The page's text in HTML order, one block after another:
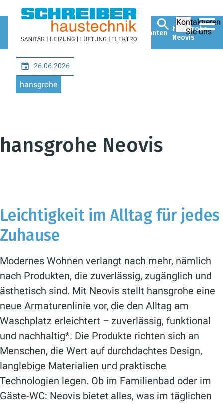
Kontaktieren
Sie uns
GmbH
Unternehmen
Unsere
Markenlieferanten
hansgrohe
Neovis
26.06.2026
hansgrohe
hansgrohe Neovis
Leichtigkeit im Alltag für jedes
Zuhause
Modernes Wohnen verlangt nach mehr, nämlich
nach Produkten, die zuverlässig, zugänglich und
ästhetisch sind. Mit Neovis stellt hansgrohe eine
neue Armaturenlinie vor, die den Alltag am
Waschplatz erleichtert – zuverlässig, funktional
und nachhaltig*. Die Produkte richten sich an
Menschen, die Wert auf durchdachtes Design,
langlebige Materialien und praktische
Technologien legen. Ob im Familienbad oder im
Gäste-WC: Neovis bietet alles, was im täglichen